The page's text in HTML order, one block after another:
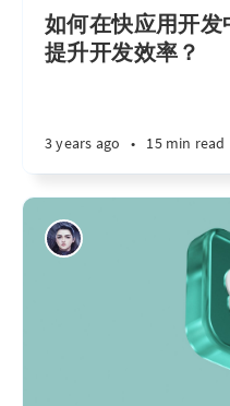
如何在快应用开发
提升开发效率？
3 years ago • 15 min read